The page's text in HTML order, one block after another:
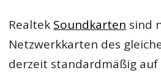
Realtek Soundkarten sind
Netzwerkkarten des
derzeit standardmäßig auf